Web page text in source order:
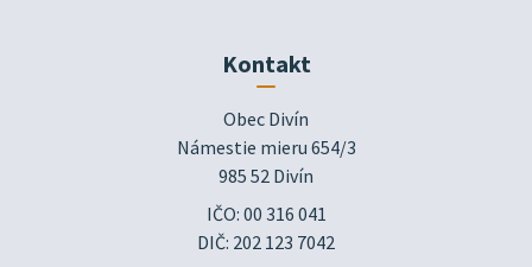
Kontakt
Obec Divín
Námestie mieru 654/3
985 52 Divín
IČO: 00 316 041
DIČ: 202 123 7042